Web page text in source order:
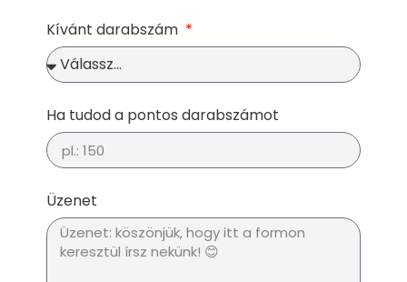
Kívánt darabszám
Ha tudod a pontos darabszámot
Üzenet